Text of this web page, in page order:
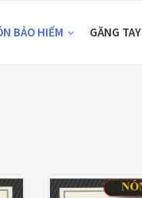
BẢO HIỂM GĂNG TAY
Nón Ego E24
Xám Titan